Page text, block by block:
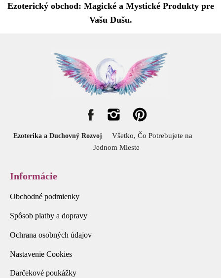
Ezoterický obchod: Magické a Mystické Produkty pre
Vašu Dušu.
Ezoterika a Duchovný Rozvoj
Všetko, Čo Potrebujete na
Jednom Mieste
Informácie
Obchodné podmienky
Spôsob platby a dopravy
Ochrana osobných údajov
Nastavenie Cookies
Darčekové poukážky